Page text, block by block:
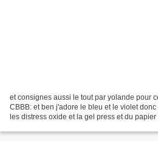
et consignes aussi le tout par yolande pour
CBBB: et ben j'adore le bleu et le violet
les distress oxide et la gel press et du